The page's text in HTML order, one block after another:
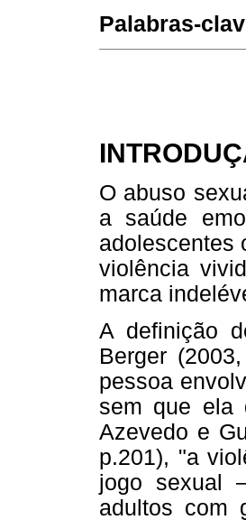
Palabras-
O abuso
a saúde
adolescentes
violência
marca
A definição
Berger
pessoa
sem que ela
Azevedo e
p.201), "a
jogo sexual
adultos com